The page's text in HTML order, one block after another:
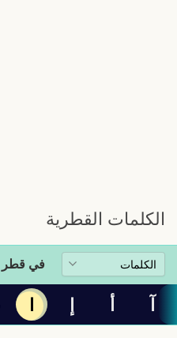
الكلمات القطرية
في قطر
آ أ إ ا